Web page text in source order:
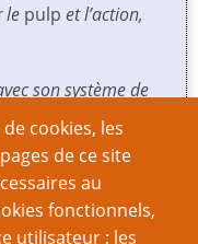
le pulp et l’action,
son système de
de points de héros
loufoque.
Psychosis grog
un tarot
cookies, les
de ce site
au
fonctionnels,
utilisateur ; les